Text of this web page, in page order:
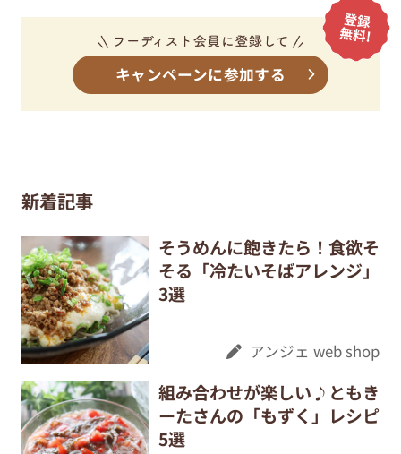
キャンペーンに参加する
新着記事
そうめんに飽きたら！食欲そ
そる「冷たいそばアレンジ」
3選
アンジェ web shop
組み合わせが楽しい♪ともき
ーたさんの「もずく」レシピ
5選